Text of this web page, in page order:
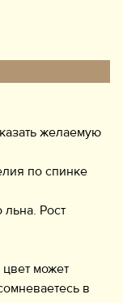
желаемую
по спинке
Рост
может
в